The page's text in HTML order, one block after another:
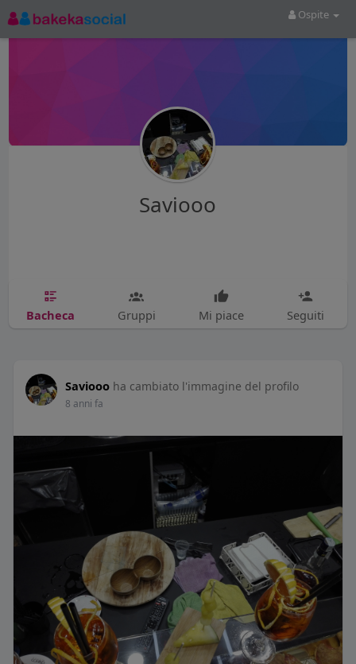
Ospite
Saviooo
Bacheca Gruppi Mi piace Seguiti
Saviooo ha cambiato l'immagine del profilo
8 anni fa